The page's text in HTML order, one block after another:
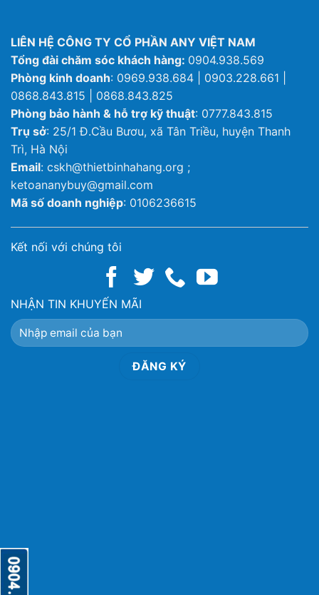
LIÊN HỆ CÔNG TY CỔ PHẦN ANY VIỆT NAM
Tổng đài chăm sóc khách hàng: 0904.938.569
Phòng kinh doanh: 0969.938.684 | 0903.228.661 |
0868.843.815 | 0868.843.825
Phòng bảo hành & hỗ trợ kỹ thuật: 0777.843.815
Trụ sở: 25/1 Đ.Cầu Bươu, xã Tân Triều, huyện Thanh
Trì, Hà Nội
Email: cskh@thietbinhahang.org ;
ketoananybuy@gmail.com
Mã số doanh nghiệp: 0106236615
Kết nối với chúng tôi
NHẬN TIN KHUYẾN MÃI